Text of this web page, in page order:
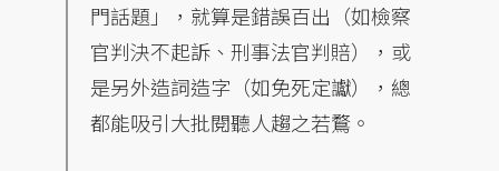
門話題」，就算是錯誤百出（如檢察
官判決不起訴、刑事法官判賠），或
是另外造詞造字（如免死定讞），總
都能吸引大批閱聽人趨之若鶩。